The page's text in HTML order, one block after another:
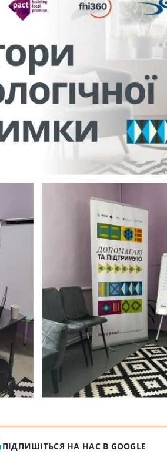
ПІДПИШІТЬСЯ НА НАС В GOOGLE